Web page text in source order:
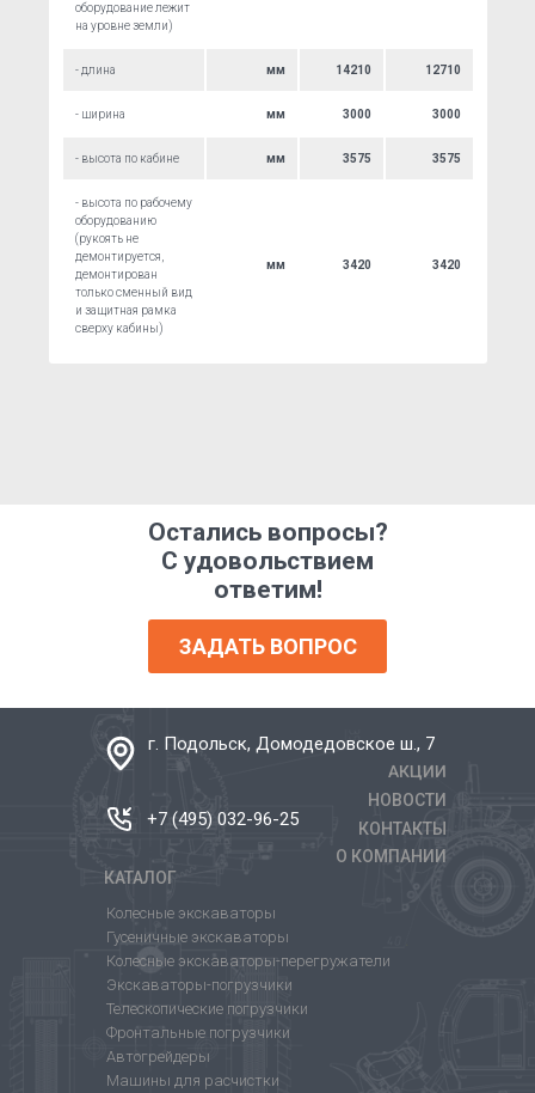
оборудование лежит
на уровне земли)
- длина мм 14210 12710
- ширина мм 3000 3000
- высота по кабине мм 3575 3575
- высота по рабочему
оборудованию
(рукоять не
демонтируется,
демонтирован
только сменный вид
и защитная рамка
сверху кабины)
мм 3420 3420
Остались вопросы?
С удовольствием
ответим!
ЗАДАТЬ ВОПРОС
г. Подольск, Домодедовское ш., 7
КАТАЛОГ
АКЦИИ
+7 (495) 032-96-25
НОВОСТИ
КОНТАКТЫ
О КОМПАНИИ
Колесные экскаваторы
Гусеничные экскаваторы
Колесные экскаваторы-перегружатели
Экскаваторы-погрузчики
Телескопические погрузчики
Фронтальные погрузчики
Автогрейдеры
Машины для расчистки